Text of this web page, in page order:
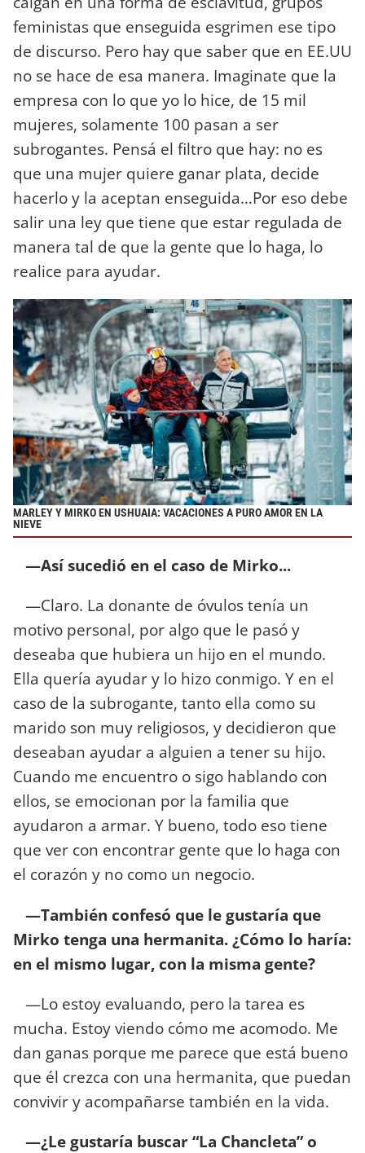
feministas que enseguida esgrimen ese tipo
de discurso. Pero hay que saber que en EE.UU
no se hace de esa manera. Imaginate que la
empresa con lo que yo lo hice, de 15 mil
mujeres, solamente 100 pasan a ser
subrogantes. Pensá el filtro que hay: no es
que una mujer quiere ganar plata, decide
hacerlo y la aceptan enseguida…Por eso debe
salir una ley que tiene que estar regulada de
manera tal de que la gente que lo haga, lo
realice para ayudar.
MARLEY Y MIRKO EN USHUAIA: VACACIONES A PURO AMOR EN LA
NIEVE
—Así sucedió en el caso de Mirko...
—Claro. La donante de óvulos tenía un
motivo personal, por algo que le pasó y
deseaba que hubiera un hijo en el mundo.
Ella quería ayudar y lo hizo conmigo. Y en el
caso de la subrogante, tanto ella como su
marido son muy religiosos, y decidieron que
deseaban ayudar a alguien a tener su hijo.
Cuando me encuentro o sigo hablando con
ellos, se emocionan por la familia que
ayudaron a armar. Y bueno, todo eso tiene
que ver con encontrar gente que lo haga con
el corazón y no como un negocio.
—También confesó que le gustaría que
Mirko tenga una hermanita. ¿Cómo lo haría:
en el mismo lugar, con la misma gente?
—Lo estoy evaluando, pero la tarea es
mucha. Estoy viendo cómo me acomodo. Me
dan ganas porque me parece que está bueno
que él crezca con una hermanita, que puedan
convivir y acompañarse también en la vida.
—¿Le gustaría buscar “La Chancleta” o